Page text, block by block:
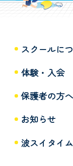
スクールに
体験・入会
保護者の方へ
お知らせ
波スイタイ